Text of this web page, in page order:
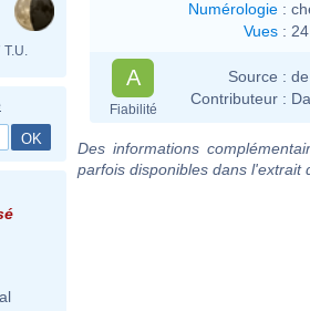
Numérologie :
Vues :
A
Fiabilité
Source :
Contributeur :
Des informations
parfois disponibles dans l'extrait